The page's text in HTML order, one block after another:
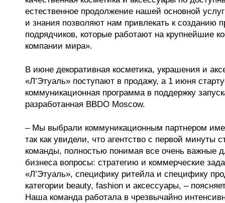
естественное продолжение нашей основной
и знания позволяют нам привлекать к созданию
подрядчиков, которые работают на крупнейшие
компании мира».
В июне декоративная косметика, украшения и
«Л’Этуаль» поступают в продажу, а 1 июня
коммуникационная программа в поддержку
разработанная BBDO Moscow.
– Мы выбрали коммуникационным партнером
так как увидели, что агентство с первой минуты
команды, полностью понимая все очень важные
бизнеса вопросы: стратегию и коммерческие
«Л’Этуаль», специфику ритейла и специфику
категории beauty, fashion и аксессуары, –
Наша команда работала в чрезвычайно